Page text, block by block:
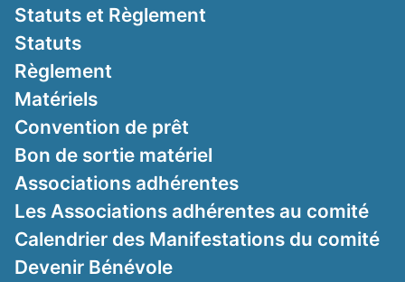
Statuts et Règlement
Statuts
Règlement
Matériels
Convention de prêt
Bon de sortie matériel
Associations adhérentes
Les Associations adhérentes au comité
Calendrier des Manifestations du comité
Devenir Bénévole